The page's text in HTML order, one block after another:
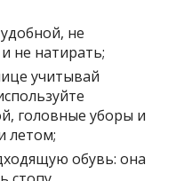
не
не натирать;
учитывай
головные уборы и
летом;
обувь: она